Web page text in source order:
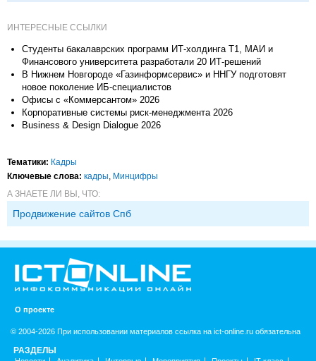
ИНТЕРЕСНЫЕ ССЫЛКИ
Студенты бакалаврских программ ИТ-холдинга Т1, МАИ и
Финансового университета разработали 20 ИТ-решений
В Нижнем Новгороде «Газинформсервис» и ННГУ подготовят
новое поколение ИБ-специалистов
Офисы с «Коммерсантом» 2026
Корпоративные системы риск-менеджмента 2026
Business & Design Dialogue 2026
Тематики: Кадры
Ключевые слова: кадры, Минцифры
А ЗНАЕТЕ ЛИ ВЫ, ЧТО:
Продвижение сайтов Спб
О проекте
© 2004-2026 При использовании материалов ссылка на ict-online.ru обязательна
РАЗДЕЛЫ